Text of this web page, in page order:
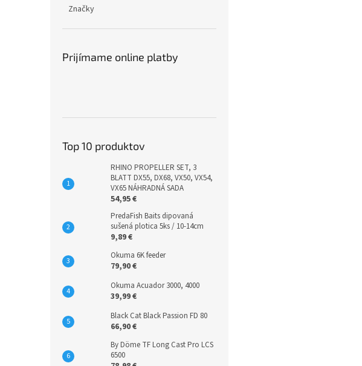
Značky
Prijímame online platby
Top 10 produktov
RHINO PROPELLER SET, 3
BLATT DX55, DX68, VX50, VX54,
VX65 NÁHRADNÁ SADA
54,95 €
PredaFish Baits dipovaná
sušená plotica 5ks / 10-14cm
9,89 €
Okuma 6K feeder
79,90 €
Okuma Acuador 3000, 4000
39,99 €
Black Cat Black Passion FD 80
66,90 €
By Döme TF Long Cast Pro LCS
6500